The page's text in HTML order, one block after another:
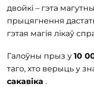
двойкі – гэта
прыцягнення
гэтая магія лікаў
Галоўны прыз у 10
таго, хто верыць у
сакавіка .